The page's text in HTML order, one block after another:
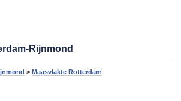
Rijnmond
> Maasvlakte Rotterdam